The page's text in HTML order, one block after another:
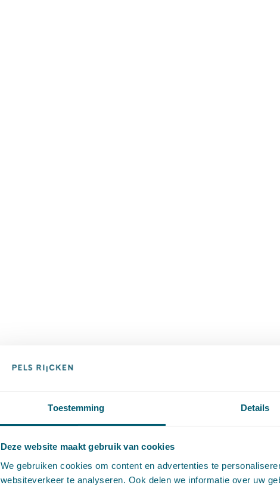
Toestemming Details
Deze website maakt gebruik van cookies
We gebruiken cookies om content en advertenties te
websiteverkeer te analyseren. Ook delen we informatie over uw